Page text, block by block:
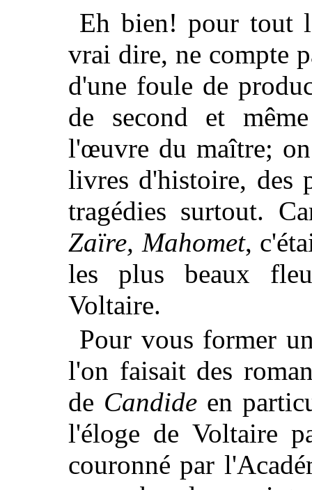
Eh bien! pour tout
vrai dire, ne compte
d'une foule de
de second et
l'œuvre du maître;
livres d'histoire, des
tragédies surtout.
Zaïre, Mahomet,
les plus beaux
Voltaire.
Pour vous former
l'on faisait des
de Candideen
l'éloge de Voltaire
couronné par